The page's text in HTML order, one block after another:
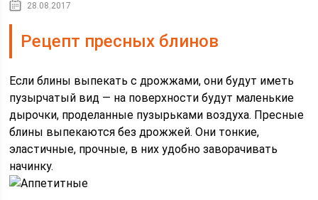
28.08.2017
Рецепт пресных блинов
Если блины выпекать с дрожжами, они будут иметь
пузырчатый вид — на поверхности будут маленькие
дырочки, проделанные пузырьками воздуха. Пресные
блины выпекаются без дрожжей. Они тонкие,
эластичные, прочные, в них удобно заворачивать
начинку.